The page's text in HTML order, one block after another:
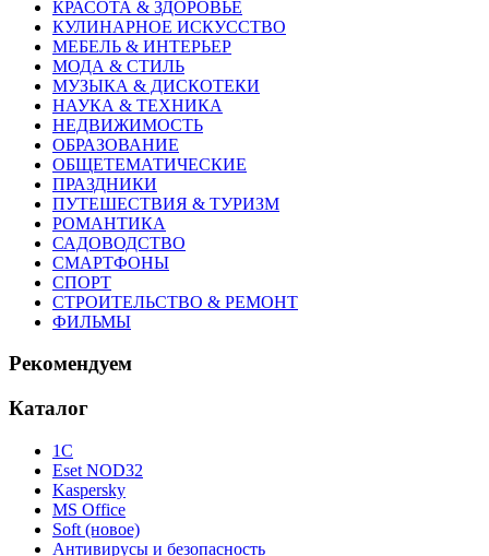
КРАСОТА & ЗДОРОВЬЕ
КУЛИНАРНОЕ ИСКУССТВО
МЕБЕЛЬ & ИНТЕРЬЕР
МОДА & СТИЛЬ
МУЗЫКА & ДИСКОТЕКИ
НАУКА & ТЕХНИКА
НЕДВИЖИМОСТЬ
ОБРАЗОВАНИЕ
ОБЩЕТЕМАТИЧЕСКИЕ
ПРАЗДНИКИ
ПУТЕШЕСТВИЯ & ТУРИЗМ
РОМАНТИКА
САДОВОДСТВО
СМАРТФОНЫ
СПОРТ
СТРОИТЕЛЬСТВО & РЕМОНТ
ФИЛЬМЫ
Рекомендуем
Каталог
1С
Eset NOD32
Kaspersky
MS Office
Soft (новое)
Антивирусы и безопасность